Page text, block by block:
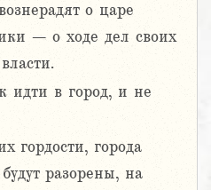
о царе
– о ходе дел своих
идти в город, и не
гордости, города
разорены, на